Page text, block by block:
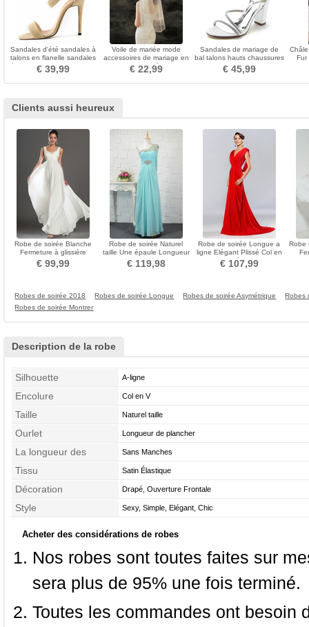
Sandales d'été sandales à
talons en flanelle sandales
à talons aiguilles all-match
€ 39,99
Voile de mariée mode
accessoires de mariage en
diamant cousu à la main
voile photo voile
€ 22,99
Sandales de mariage de
bal talons hauts chaussures
de mode Stiletto
€ 45,99
Fur
Clients aussi heureux
Robe de soirée Blanche
Fermeture à glissière
Automne taille haut
€ 99,99
Robe de soirée Naturel
taille Une épaule Longueur
de plancher
€ 119,98
Robe de soirée Longue a
ligne Elégant Plissé Col en
V Médium
€ 107,99
Robe
Robes de soirée 2018 Robes de soirée Longue Robes de soirée Asymétrique
Robes
Robes de soirée Montrer
Description de la robe
Silhouette A-ligne
Encolure Col en V
Taille Naturel taille
Ourlet Longueur de plancher
La longueur des
manches
Sans Manches
Tissu Satin Élastique
Décoration Drapé, Ouverture Frontale
Style Sexy, Simple, Elégant, Chic
Acheter des considérations de robes
Nos robes sont toutes faites sur
sera plus de 95% une fois terminé.
Toutes les commandes ont besoin